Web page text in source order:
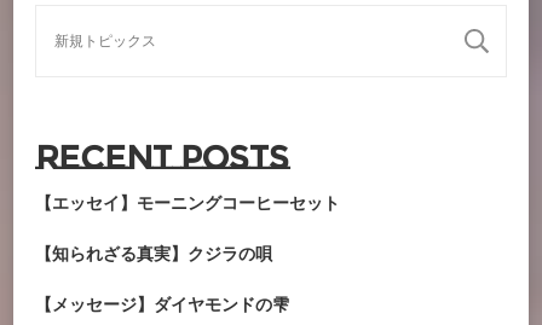
Recent Posts
【エッセイ】モーニングコーヒーセット
【知られざる真実】クジラの唄
【メッセージ】ダイヤモンドの雫